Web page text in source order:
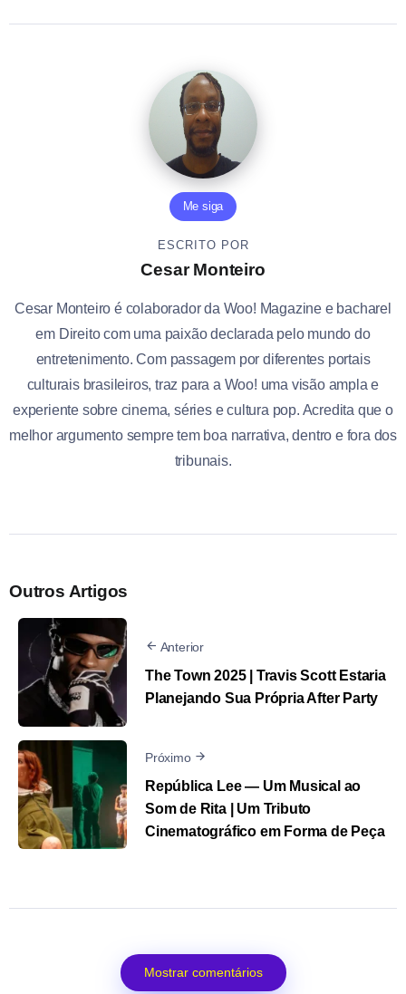
Me siga
ESCRITO POR
Cesar Monteiro
Cesar Monteiro é colaborador da Woo! Magazine e bacharel
em Direito com uma paixão declarada pelo mundo do
entretenimento. Com passagem por diferentes portais
culturais brasileiros, traz para a Woo! uma visão ampla e
experiente sobre cinema, séries e cultura pop. Acredita que o
melhor argumento sempre tem boa narrativa, dentro e fora dos
tribunais.
Outros Artigos
Anterior
The Town 2025 | Travis Scott Estaria
Planejando Sua Própria After Party
Próximo
República Lee — Um Musical ao
Som de Rita | Um Tributo
Cinematográfico em Forma de Peça
Mostrar comentários